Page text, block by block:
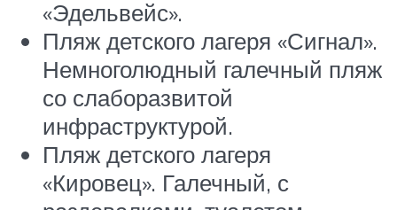
«Эдельвейс».
Пляж детского лагеря «Сигнал».
Немноголюдный галечный пляж
со слаборазвитой
инфраструктурой.
Пляж детского лагеря
«Кировец». Галечный, с